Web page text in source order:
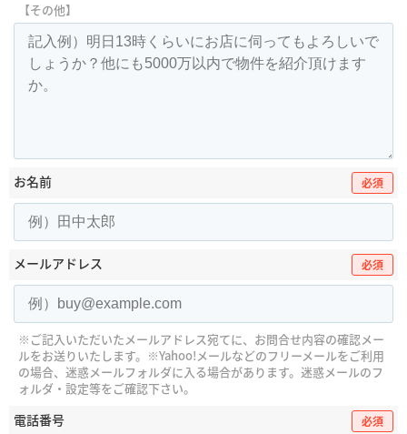
【その他】
お名前 必須
メールアドレス 必須
※ご記入いただいたメールアドレス宛てに、お問合せ内容の確認メー
ルをお送りいたします。 ※Yahoo!メールなどのフリーメールをご利用
の場合、迷惑メールフォルダに入る場合があります。 迷惑メールのフ
ォルダ・設定等をご確認下さい。
電話番号 必須